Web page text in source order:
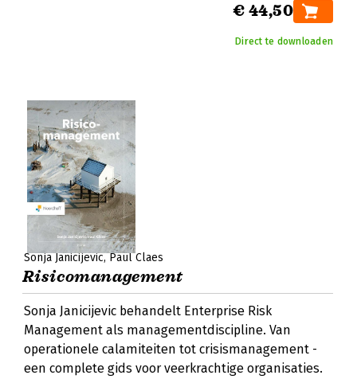
€ 44,50
Direct te downloaden
Sonja Janicijevic Paul Claes
Risicomanagement
Sonja Janicijevic behandelt Enterprise Risk
Management als managementdiscipline. Van
operationele calamiteiten tot crisismanagement -
een complete gids voor veerkrachtige organisaties.